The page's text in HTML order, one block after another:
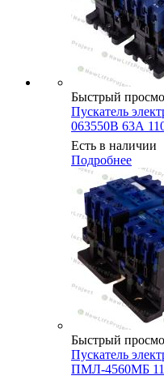
Быстрый
Пускатель
063550В 63А
Есть в наличии
Подробнее
Быстрый
Пускатель
ПМЛ-4560МБ